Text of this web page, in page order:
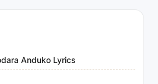
Anduko Lyrics